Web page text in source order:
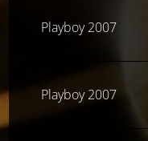
Playboy 2007
Playboy 2007